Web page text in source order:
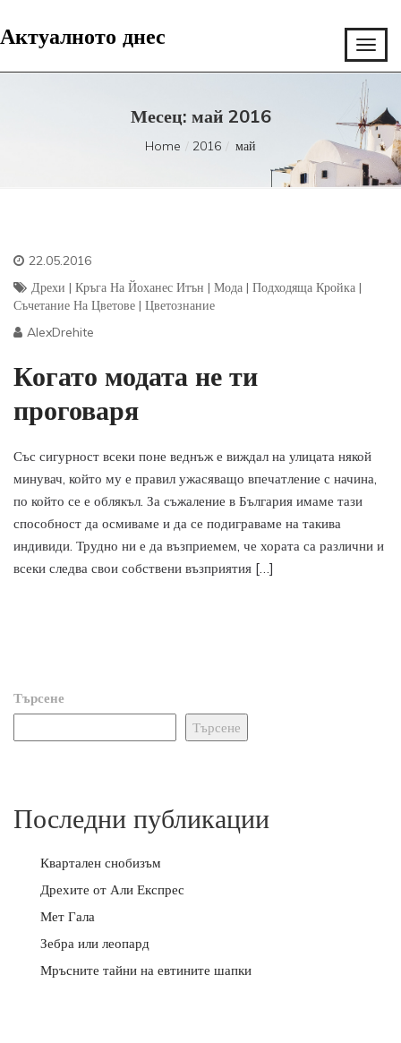
Актуалното днес
Месец: май 2016
Home 2016 май
22.05.2016
Дрехи | Кръга На Йоханес Итън | Мода | Подходяща Кройка |
Съчетание На Цветове | Цветознание
AlexDrehite
Когато модата не ти
проговаря
Със сигурност всеки поне веднъж е виждал на улицата някой
минувач, който му е правил ужасяващо впечатление с начина,
по който се е облякъл. За съжаление в България имаме тази
способност да осмиваме и да се подиграваме на такива
индивиди. Трудно ни е да възприемем, че хората са различни и
всеки следва свои собствени възприятия […]
Търсене
Търсене
Последни публикации
Квартален снобизъм
Дрехите от Али Експрес
Мет Гала
Зебра или леопард
Мръсните тайни на евтините шапки